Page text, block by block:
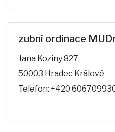
zubní ordinace
Jana Koziny 827
50003 Hradec Králové
Telefon: +420